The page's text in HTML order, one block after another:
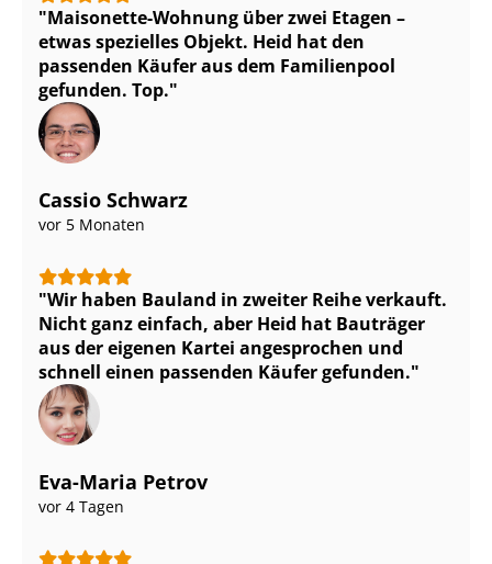
Maisonette-Wohnung über zwei Etagen –
etwas spezielles Objekt. Heid hat den
passenden Käufer aus dem Familienpool
gefunden. Top.
Cassio Schwarz
vor 5 Monaten
Wir haben Bauland in zweiter Reihe verkauft.
Nicht ganz einfach, aber Heid hat Bauträger
aus der eigenen Kartei angesprochen und
schnell einen passenden Käufer gefunden.
Eva-Maria Petrov
vor 4 Tagen